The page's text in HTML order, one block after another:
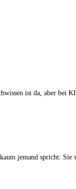
ist da, aber bei
jemand spricht: